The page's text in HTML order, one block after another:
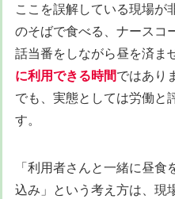
ここを誤解している現場が
のそばで食べる、ナースコ
話当番をしながら昼を済ま
に利用できる時間ではあり
でも、実態としては労働と
す。
「利用者さんと一緒に昼
込み」という考え方は、現